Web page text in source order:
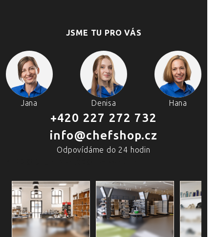
JSME TU PRO VÁS
Jana Denisa Hana
+420 227 272 732
info@chefshop.cz
Odpovídáme do 24 hodin